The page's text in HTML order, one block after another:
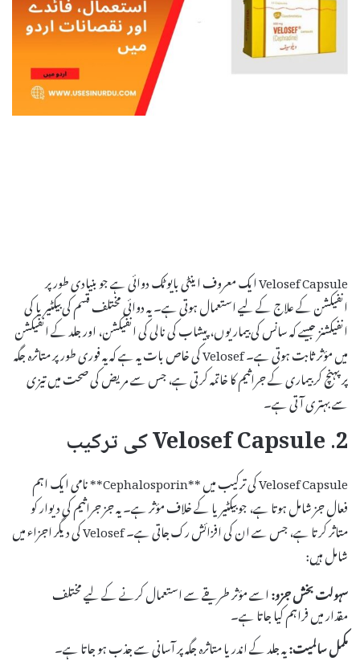
Velosef Capsule ایک معروف اینٹی بایوٹک دوائی ہے جو بنیادی طور پر
انفیکشن کے علاج کے لیے استعمال ہوتی ہے۔ یہ دوائی مختلف قسم کی بیکٹیریا کی
انفیکشنز جیسے کہ سانس کی بیماریوں، پیشاب کی نالی کی انفیکشن، اور جلد کے انفیکشن
میں مؤثر ثابت ہوتی ہے۔ Velosef کی خاص بات یہ ہے کہ یہ فوری طور پر متاثرہ جگہ
پر پہنچ کر بیماری کے جراثیم کا خاتمہ کرتی ہے، جس سے مریض کی صحت میں تیزی
سے بہتری آتی ہے۔
2. Velosef Capsule کی ترکیب
Velosef Capsule کی ترکیب میں **Cephalosporin** نامی ایک اہم
فعال جز شامل ہوتا ہے، جو بیکٹیریا کے خلاف مؤثر ہے۔ یہ جز جراثیم کی دیوار کو
متاثر کرتا ہے، جس سے ان کی افزائش رک جاتی ہے۔ Velosef کی دیگر اجزاء میں
شامل ہیں:
سہولت بخش جزو:اسے مؤثر طریقے سے استعمال کرنے کے لیے مختلف
مقدار میں فراہم کیا جاتا ہے۔
مکمل سالمیت:یہ جلد کے اندر یا متاثرہ جگہ پر آسانی سے جذب ہو جاتا ہے۔